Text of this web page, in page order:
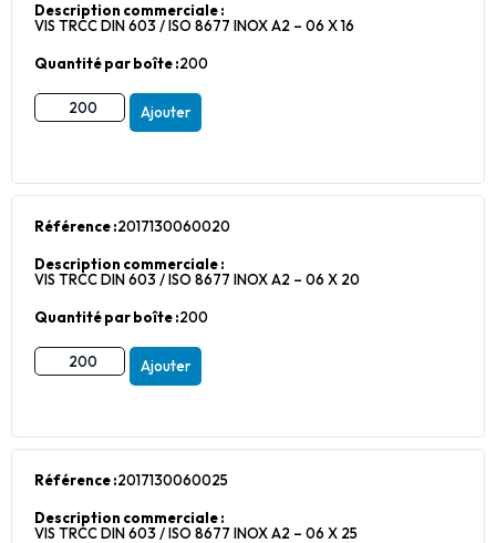
Description commerciale :
VIS TRCC DIN 603 / ISO 8677 INOX A2 – 06 X 16
Quantité par boîte :200
Ajouter
Référence :2017130060020
Description commerciale :
VIS TRCC DIN 603 / ISO 8677 INOX A2 – 06 X 20
Quantité par boîte :200
Ajouter
Référence :2017130060025
Description commerciale :
VIS TRCC DIN 603 / ISO 8677 INOX A2 – 06 X 25